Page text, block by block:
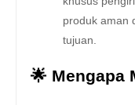
produk aman
tujuan.
🌟 Mengapa